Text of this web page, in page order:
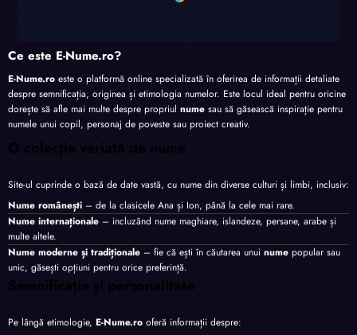
Ce este E-Nume.ro?
E-Nume.ro este o platformă online specializată în oferirea de informații detaliate
despre semnificația, originea și etimologia numelor. Este locul ideal pentru oricine
dorește să afle mai multe despre propriul nume sau să găsească inspirație pentru
numele unui copil, personaj de poveste sau proiect creativ.
O colecție variată de nume
Site-ul cuprinde o bază de date vastă, cu nume din diverse culturi și limbi, inclusiv:
Nume românești – de la clasicele Ana și Ion, până la cele mai rare.
Nume internaționale – incluzând nume maghiare, islandeze, persane, arabe și
multe altele.
Nume moderne și tradiționale – fie că ești în căutarea unui nume popular sau
unic, găsești opțiuni pentru orice preferință.
Semnificație și personalitate
Pe lângă etimologie, E-Nume.ro oferă informații despre: